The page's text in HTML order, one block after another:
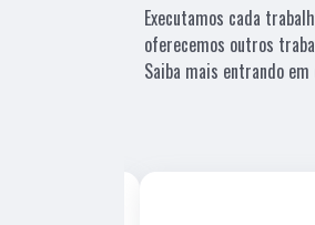
Executamos cada
oferecemos outros
Saiba mais entrando